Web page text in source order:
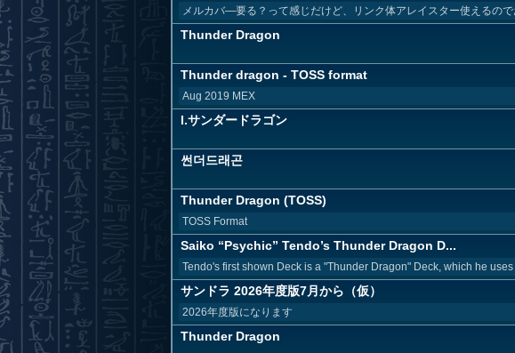
メルカバ―要る？って感じだけど、リンク体アレイスター使えるの
Thunder Dragon
Thunder dragon - TOSS format
Aug 2019 MEX
I.サンダードラゴン
썬더드래곤
Thunder Dragon (TOSS)
TOSS Format
Saiko “Psychic” Tendo’s Thunder Dragon D...
Tendo's first shown Deck is a "Thunder Dragon" Deck, which he
サンドラ 2026年度版7月から（仮）
2026年度版になります
Thunder Dragon